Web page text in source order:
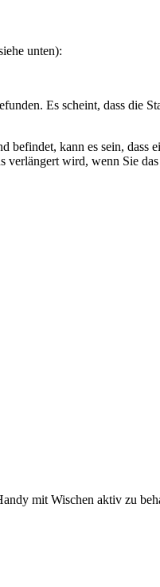
unten):
Es scheint, dass die
kann es sein,
wird, wenn Sie
mit Wischen aktiv zu